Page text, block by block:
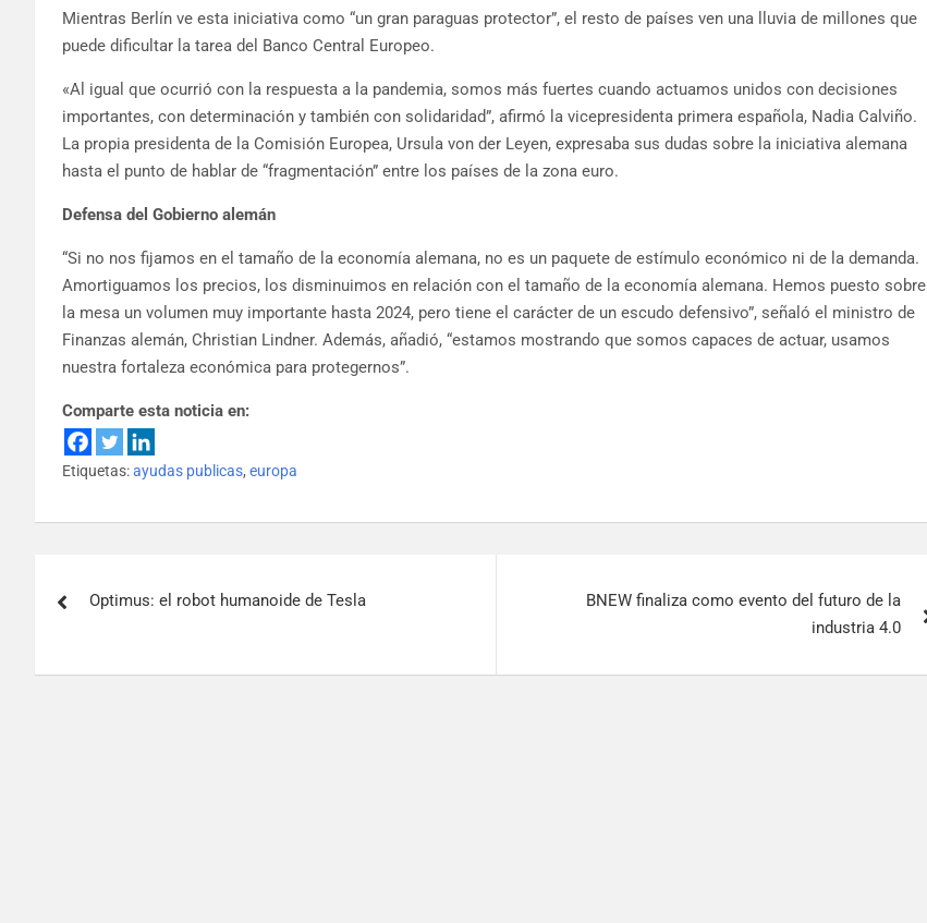
Mientras Berlín ve esta iniciativa como “un gran paraguas protector”, el resto de países ven una lluvia de millones que
puede dificultar la tarea del Banco Central Europeo.
«Al igual que ocurrió con la respuesta a la pandemia, somos más fuertes cuando actuamos unidos con decisiones
importantes, con determinación y también con solidaridad”, afirmó la vicepresidenta primera española, Nadia Calviño.
La propia presidenta de la Comisión Europea, Ursula von der Leyen, expresaba sus dudas sobre la iniciativa alemana
hasta el punto de hablar de “fragmentación” entre los países de la zona euro.
Defensa del Gobierno alemán
“Si no nos fijamos en el tamaño de la economía alemana, no es un paquete de estímulo económico ni de la demanda.
Amortiguamos los precios, los disminuimos en relación con el tamaño de la economía alemana. Hemos puesto sobre
la mesa un volumen muy importante hasta 2024, pero tiene el carácter de un escudo defensivo”, señaló el ministro de
Finanzas alemán, Christian Lindner. Además, añadió, “estamos mostrando que somos capaces de actuar, usamos
nuestra fortaleza económica para protegernos”.
Comparte esta noticia en:
Etiquetas:ayudas publicas, europa
Optimus: el robot humanoide de Tesla
BNEW finaliza como evento del futuro de la
industria 4.0